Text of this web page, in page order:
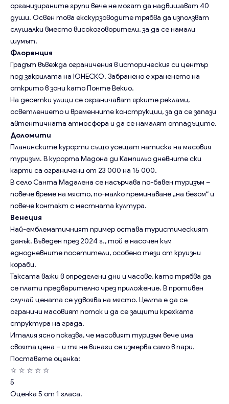
организираните групи вече не могат да надвишават 40
души. Освен това екскурзоводите трябва да използват
слушалки вместо високоговорители, за да се намали
шумът.
Флоренция
Градът въвежда ограничения в историческия си център
под закрилата на ЮНЕСКО. Забранено е храненето на
открито в зони като Понте Векио.
На десетки улици се ограничават ярките реклами,
осветлението и временните конструкции, за да се запази
автентичната атмосфера и да се намалят отпадъците.
Доломити
Планинските курорти също усещат натиска на масовия
туризъм. В курорта Мадона ди Кампильо дневните ски
карти са ограничени от 23 000 на 15 000.
В село Санта Мадалена се насърчава по-бавен туризъм –
повече време на място, по-малко преминаване „на бегом“ и
повече контакт с местната култура.
Венеция
Най-емблематичният пример остава туристическият
данък. Въведен през 2024 г., той е насочен към
еднодневните посетители, особено тези от круизни
кораби.
Таксата важи в определени дни и часове, като трябва да
се плати предварително чрез приложение. В противен
случай цената се удвоява на място. Целта е да се
ограничи масовият поток и да се защити крехката
структура на града.
Италия ясно показва, че масовият туризъм вече има
своята цена – и тя не винаги се измерва само в пари.
Поставете оценка:
☆ ☆ ☆ ☆ ☆
5
Оценка 5 от 1 гласа.